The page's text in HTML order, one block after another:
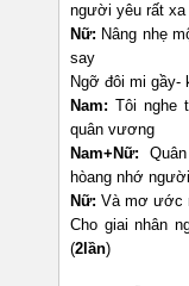
người yêu rất xa
Nữ: Nâng nhẹ
say
Ngỡ đôi mi gầy-
Nam:Tôi nghe
quân vương
Nam+Nữ:
hòang nhớ
Nữ: Và mơ ước
Cho giai nhân
(2lần)